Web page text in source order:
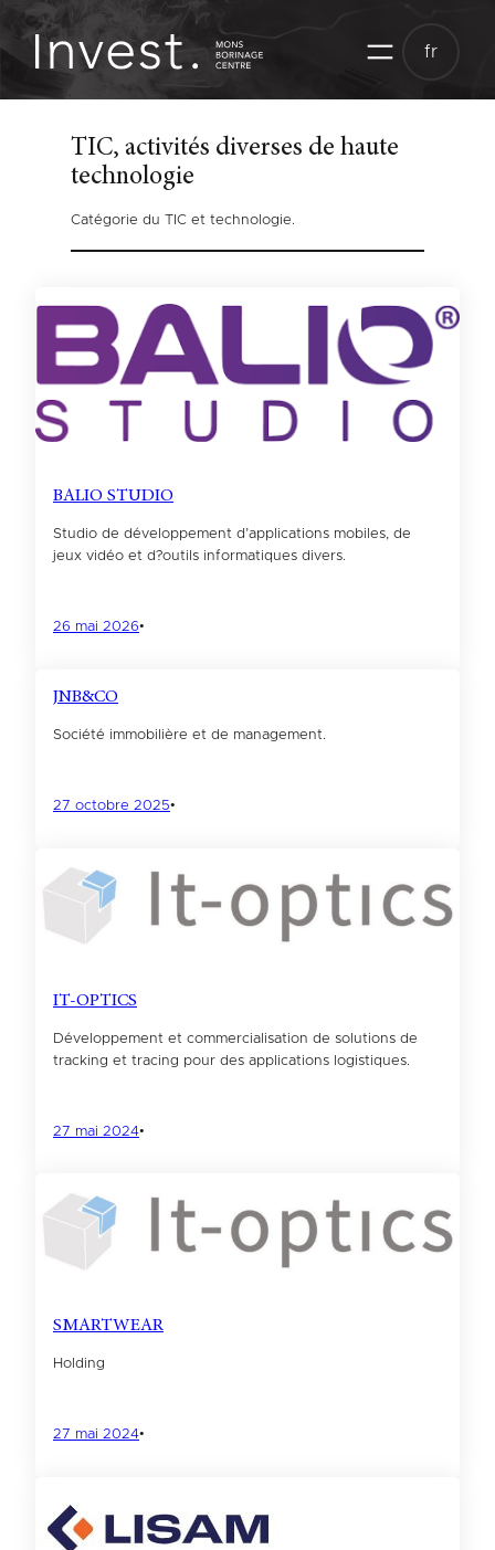
Aller
contenu
fr
TIC, activités diverses de haute
technologie
Catégorie du TIC et technologie.
BALIO STUDIO
Studio de développement d’applications mobiles, de
jeux vidéo et d?outils informatiques divers.
26 mai 2026•
JNB&CO
Société immobilière et de management.
27 octobre 2025•
IT-OPTICS
Développement et commercialisation de solutions de
tracking et tracing pour des applications logistiques.
27 mai 2024•
SMARTWEAR
Holding
27 mai 2024•